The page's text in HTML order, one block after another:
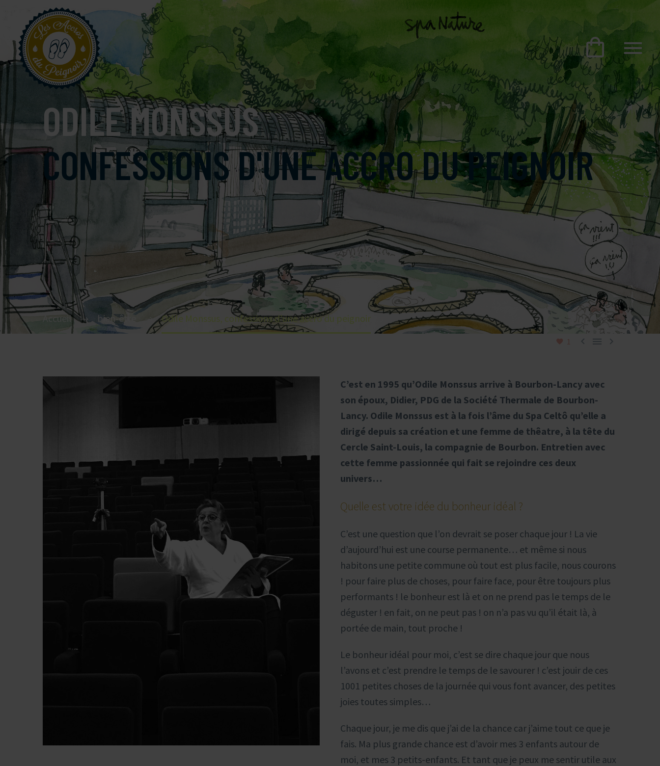
ODILE MONSSUS
CONFESSIONS D'UNE ACCRO DU PEIGNOIR
Accueil bien-être Odile Monssus, confessions d’une accro du peignoir
1   
C’est en 1995 qu’Odile Monssus arrive à Bourbon-Lancy avec
son époux, Didier, PDG de la Société Thermale de Bourbon-
Lancy. Odile Monssus est à la fois l’âme du Spa Celtô qu’elle a
dirigé depuis sa création et une femme de thêatre, à la tête du
Cercle Saint-Louis, la compagnie de Bourbon. Entretien avec
cette femme passionnée qui fait se rejoindre ces deux
univers…
Quelle est votre idée du bonheur idéal ?
C’est une question que l’on devrait se poser chaque jour ! La vie
d’aujourd’hui est une course permanente… et même si nous
habitons une petite commune où tout est plus facile, nous courons
! pour faire plus de choses, pour faire face, pour être toujours plus
performants ! le bonheur est là et on ne prend pas le temps de le
déguster ! en fait, on ne peut pas ! on n’a pas vu qu’il était là, à
portée de main, tout proche !
Le bonheur idéal pour moi, c’est se dire chaque jour que nous
l’avons et c’est prendre le temps de le savourer ! c’est jouir de ces
1001 petites choses de la journée qui vous font avancer, des petites
joies toutes simples…
Chaque jour, je me dis que j’ai de la chance car j’aime tout ce que je
fais. Ma plus grande chance est d’avoir mes 3 enfants autour de
moi, et mes 3 petits-enfants. Et tant que je peux me sentir utile aux